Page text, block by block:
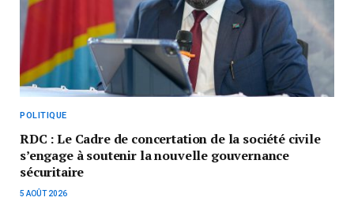
POLITIQUE
RDC : Le Cadre de concertation de la société civile
s’engage à soutenir la nouvelle gouvernance
sécuritaire
5 AOÛT 2026